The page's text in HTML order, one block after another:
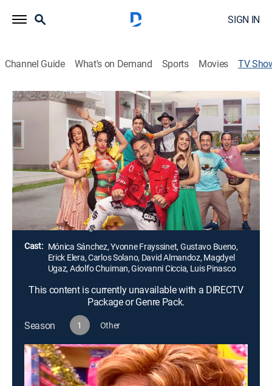
SIGN IN
Channel Guide What's on Demand Sports Movies TV
Al fondo hay sitio
Romance, Comedy drama
Una familia rica y una familia humilde vuelven a
encontrarse cinco años después, ahora viviendo en la
misma zona exclusiva. Aunque son opuestos, sus
vidas vuelven a entrelazarse, dando inicio a una nueva
etapa llena de humor y conflicto.
Director: Toño Vega
Cast: Mónica Sánchez, Yvonne Frayssinet, Gustavo Bueno,
Erick Elera, Carlos Solano, David Almandoz, Magdyel
Ugaz, Adolfo Chuiman, Giovanni Ciccia, Luis Pinasco
This content is currently unavailable with a DIRECTV
Package or Genre Pack.
Season
1 Other